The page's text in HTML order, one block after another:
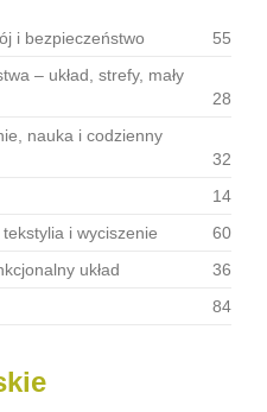
i bezpieczeństwo
55
– układ, strefy, mały
28
nauka i codzienny
32
14
i wyciszenie
60
układ
36
84